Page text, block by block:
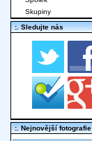
Skupiny
:. Sledujte nás
:. Nejnovější fotografie